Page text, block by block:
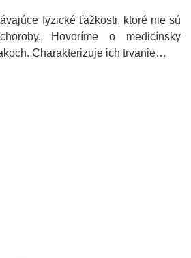
fyzické ťažkosti, ktoré nie sú
Hovoríme o medicínsky
Charakterizuje ich trvanie…